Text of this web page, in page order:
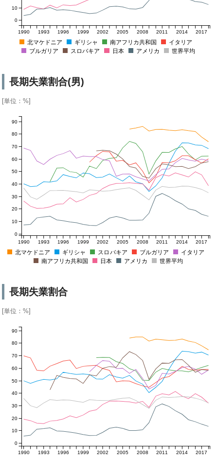
1990 1993 1996 1999 2002 2005 2008 2011 2014 2017
0
10
北マケドニア ギリシャ 南アフリカ共和国
イタリア
ブルガリア
スロバキア 日本 アメリカ 世界平均
長期失業割合(男)
[単位：%]
1990 1993 1996 1999 2002 2005 2008 2011 2014 2017
0
10
20
30
40
50
60
70
80
90
北マケドニア ギリシャ スロバキア ブルガリア
イタリア
南アフリカ共和国
日本 アメリカ 世界平均
長期失業割合
[単位：%]
1990 1993 1996 1999 2002 2005 2008 2011 2014 2017
0
10
20
30
40
50
60
70
80
90